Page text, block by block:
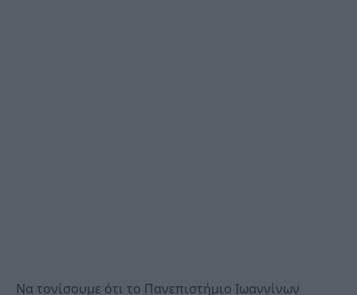
Να τονίσουμε ότι το Πανεπιστήμιο Ιωαννίνων